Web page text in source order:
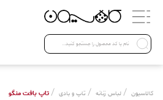
دسته بندی ها
Open submenu ( لباس زنانه )
لباس زنانه
لباس مردانه
کالاسیون / لباس زنانه / تاپ و بادی / تاپ بافت منگو